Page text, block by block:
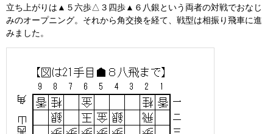
立ち上がりは▲５六歩△３四歩▲６八銀という両者の対戦でおなじ
みのオープニング。それから角交換を経て、戦型は相振り飛車に進
みました。